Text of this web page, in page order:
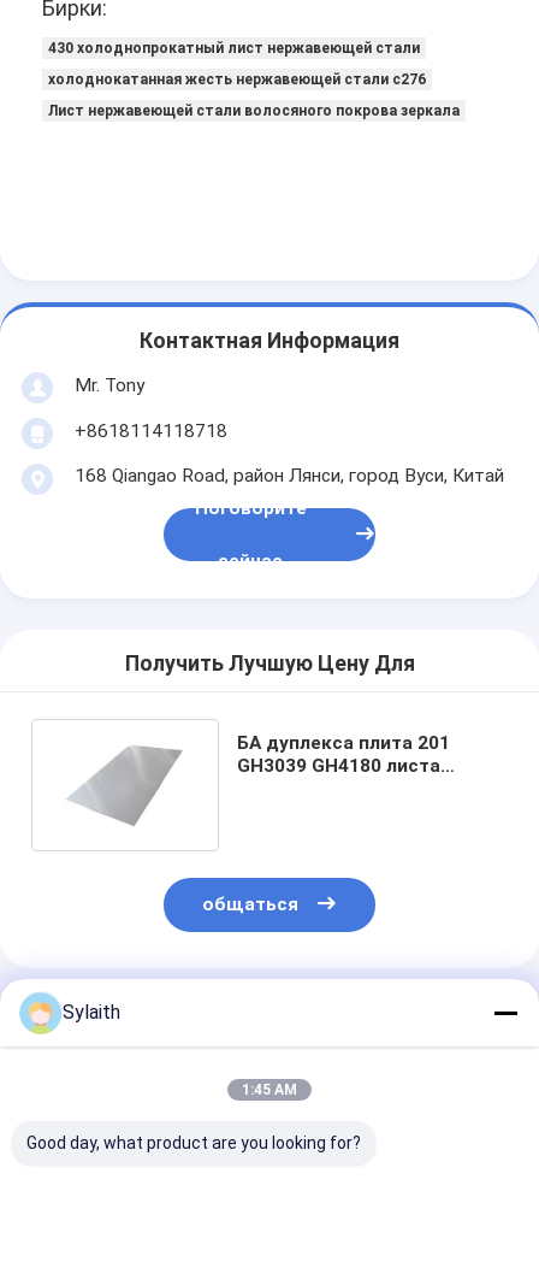
Бирки:
430 холоднопрокатный лист нержавеющей стали
холоднокатанная жесть нержавеющей стали c276
Лист нержавеющей стали волосяного покрова зеркала
Контактная Информация
Mr. Tony
+8618114118718
168 Qiangao Road, район Лянси, город Вуси, Китай
Поговорите
сейчас
Получить Лучшую Цену Для
БА дуплекса плита 201
GH3039 GH4180 листа
общаться
Порекомендованные Продукты
Sylaith
1:45 AM
Good day, what product are you looking for?